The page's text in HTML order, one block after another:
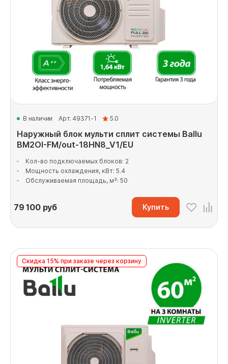
В наличии Арт. 49371-1 5.0
Наружный блок мульти сплит системы Ballu
BM2OI-FM/out-18HN8_V1/EU
Кол-во подключаемых блоков: 2
Мощность охлаждения, кВт: 5.4
Обслуживаемая площадь, м²: 50
79 100руб Купить
Скидка 15% при заказе через корзину